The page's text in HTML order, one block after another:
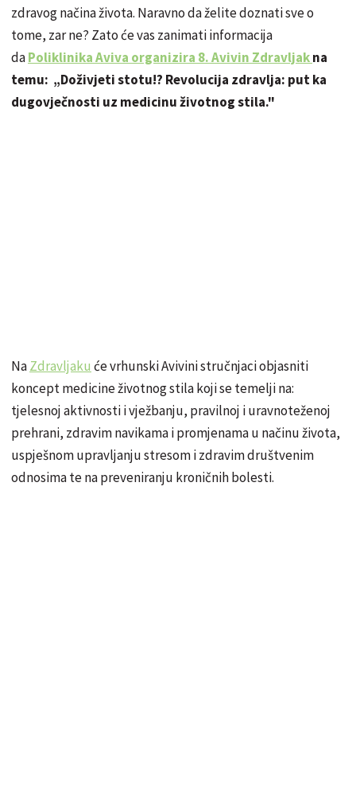
zdravog načina života. Naravno da želite doznati sve o
tome, zar ne? Zato će vas zanimati informacija
daPoliklinika Aviva organizira 8. Avivin Zdravljakna
temu: „Doživjeti stotu!? Revolucija zdravlja: put ka
dugovječnosti uz medicinu životnog stila."
NaZdravljaku će vrhunski Avivini stručnjaci objasniti
koncept medicine životnog stila koji se temelji na:
tjelesnoj aktivnosti i vježbanju, pravilnoj i uravnoteženoj
prehrani, zdravim navikama i promjenama u načinu života,
uspješnom upravljanju stresom i zdravim društvenim
odnosima te na preveniranju kroničnih bolesti.